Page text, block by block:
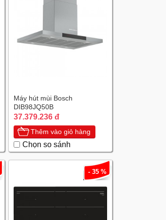
Máy hút mùi Bosch
DIB98JQ50B
37.379.236 đ
Thêm vào giỏ hàng
Chọn so sánh
- 35 %